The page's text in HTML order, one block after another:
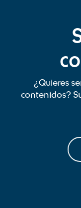
¿Quieres
contenidos?